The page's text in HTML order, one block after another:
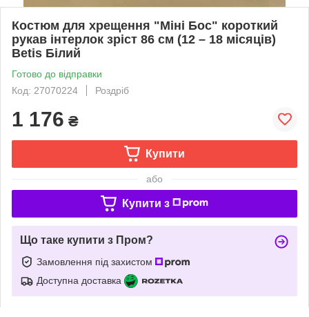
Костюм для хрещення "Міні Бос" короткий
рукав інтерлок зріст 86 см (12 – 18 місяців)
Betis Білий
Готово до відправки
Код: 27070224
Роздріб
1 176 ₴
Купити
або
Купити з
Що таке купити з Пром?
Замовлення під захистом
Доступна доставка